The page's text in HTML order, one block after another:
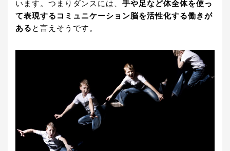
います。つまりダンスには、 手や足など体全体を使っ
て表現するコミュニケーション脳を活性化する働きが
ある と言えそうです。